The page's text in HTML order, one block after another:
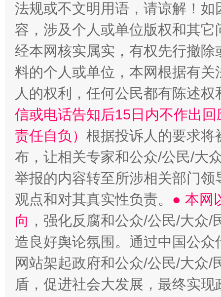
“蜀中异人”王建安的艺术幻境
法规或不文明用语，请谅解！
容，涉及个人或单位版权和其它
经本网核实属实，有权先行撤
料的个人或单位，本网根据有
人的权利，任何公民都有陈述
信或电话告知后15日内不作出
责任自负） 根据投诉人的要求将
布，让相关专家和公众/公民/大
举报的内容转至所涉相关部门
观点和对其真实性负责。 ● 本网
向 ，强化反腐和公众/公民/大众
造良好舆论氛围。通过中国公
网站架起政府和公众/公民/大众
盾，促进社会大发展，最终实